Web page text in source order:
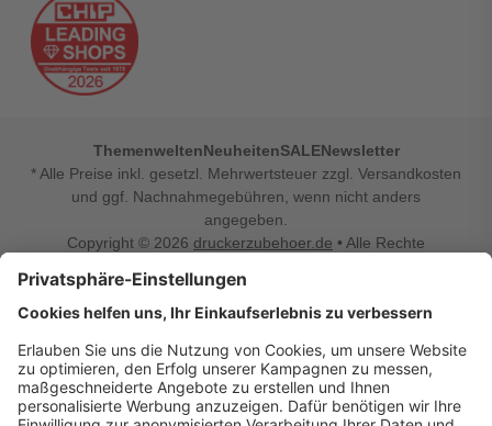
ThemenweltenNeuheitenSALENewsletter
* Alle Preise inkl. gesetzl. Mehrwertsteuer zzgl. Versandkosten
und ggf. Nachnahmegebühren, wenn nicht anders
angegeben.
Copyright © 2026 druckerzubehoer.de • Alle Rechte
Vertrag widerrufen
Druckerzubehoer.de – preiswerte Qualität für Ihr Office
Sie sind auf der Suche nach dem passenden Druckerzubehör
oder Zubehör für das Büro, den Computer oder Ihr
Smartphone? Dann sind Sie bei Druckerzubehoer.de genau
richtig! Unser breites Sortiment bietet unter anderem Tinte